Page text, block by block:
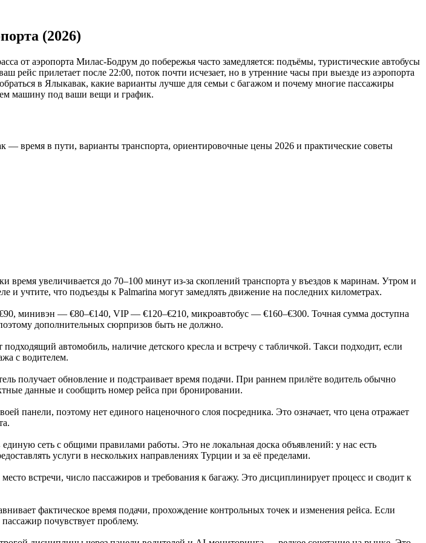
(2026)
от аэропорта Милас‑Бодрум до побережья часто замедляется: подъёмы, туристические автобусы
прилетает после 22:00, поток почти исчезает, но в утренние часы при выезде из аэропорта
в Ялыкавак, какие варианты лучше для семьи с багажом и почему многие пассажиры
машину под ваши вещи и график.
время в пути, варианты транспорта, ориентировочные цены 2026 и практические советы
увеличивается до 70–100 минут из‑за скоплений транспорта у въездов к маринам. Утром и
и учтите, что подъезды к Palmarina могут замедлять движение на последних километрах.
минивэн — €80–€140, VIP — €120–€210, микроавтобус — €160–€300. Точная сумма доступна
дополнительных сюрпризов быть не должно.
автомобиль, наличие детского кресла и встречу с табличкой. Такси подходит, если
с водителем.
получает обновление и подстраивает время подачи. При раннем прилёте водитель обычно
данные и сообщить номер рейса при бронировании.
панели, поэтому нет единого наценочного слоя посредника. Это означает, что цена отражает
сеть с общими правилами работы. Это не локальная доска объявлений: у нас есть
услуги в нескольких направлениях Турции и за её пределами.
встречи, число пассажиров и требования к багажу. Это дисциплинирует процесс и сводит к
фактическое время подачи, прохождение контрольных точек и изменения рейса. Если
почувствует проблему.